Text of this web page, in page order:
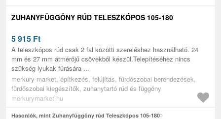
ZUHANYFÜGGÖNY RÚD TELESZKÓPOS 105-180
5 915 Ft
A teleszkópos rúd csak 2 fal közötti szereléshez használható. 24
mm és 27 mm átmérőjű csövekből készül.Telepítéséhez nincs
szükség lyukak fúrására ...
merkury market, építkezés, felújítás, fürdőszobai berendezések,
fürdőszobai kiegészítők, zuhanytartó rúd és függöny
merkurymarket.hu
Hasonlók, mint Zuhanyfüggöny rúd Teleszkópos 105-180